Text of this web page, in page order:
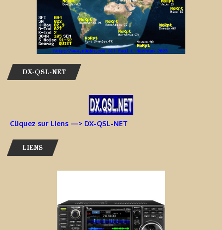
DX-QSL-NET
Cliquez sur Liens —> DX-QSL-NET
LIENS